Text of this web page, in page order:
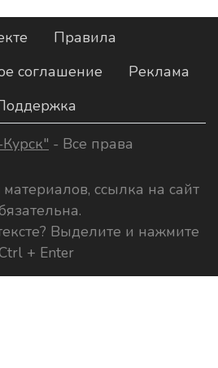
Правила
соглашение
Реклама
- Все права
ссылка на сайт
Выделите и нажмите
+ Enter